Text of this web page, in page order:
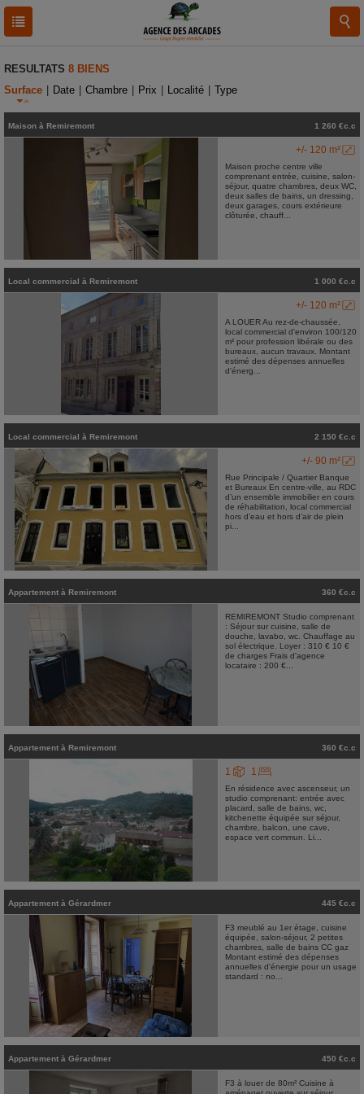
RESULTATS 8 BIENS
Surface
Date Chambre Prix Localité Type
Maison à Remiremont 1 260 €c.c
+/- 120 m²
Maison proche centre ville
comprenant entrée, cuisine, salon-
séjour, quatre chambres, deux WC,
deux salles de bains, un dressing,
deux garages, cours extérieure
clôturée, chauff...
Local commercial à Remiremont 1 000 €c.c
+/- 120 m²
A LOUER Au rez-de-chaussée,
local commercial d'environ 100/120
m² pour profession libérale ou des
bureaux, aucun travaux. Montant
estimé des dépenses annuelles
d'énerg...
Local commercial à Remiremont 2 150 €c.c
+/- 90 m²
Rue Principale / Quartier Banque
et Bureaux En centre-ville, au RDC
d’un ensemble immobilier en cours
de réhabilitation, local commercial
hors d’eau et hors d’air de plein
pi...
Appartement à Remiremont 360 €c.c
REMIREMONT Studio comprenant
: Séjour sur cuisine, salle de
douche, lavabo, wc. Chauffage au
sol électrique. Loyer : 310 € 10 €
de charges Frais d'agence
locataire : 200 €...
Appartement à Remiremont 360 €c.c
1 1
En résidence avec ascenseur, un
studio comprenant: entrée avec
placard, salle de bains, wc,
kitchenette équipée sur séjour,
chambre, balcon, une cave,
espace vert commun. Li...
Appartement à Gérardmer 445 €c.c
F3 meublé au 1er étage, cuisine
équipée, salon-séjour, 2 petites
chambres, salle de bains CC gaz
Montant estimé des dépenses
annuelles d'énergie pour un usage
standard : no...
Appartement à Gérardmer 450 €c.c
F3 à louer de 80m² Cuisine à